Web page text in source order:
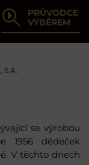
PRŮVODCE
VÝBĚREM
S.A.
se výrobou
1956 dědeček
V těchto dnech